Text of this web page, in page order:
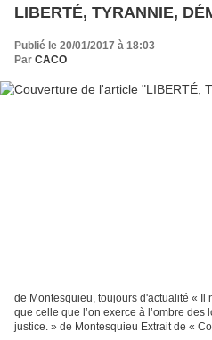
LIBERTÉ, TYRANNIE,
Publié le 20/01/2017 à 18:03
Par CACO
de Montesquieu, toujours d'actualité « Il
que celle que l’on exerce à l’ombre
justice. » de Montesquieu Extrait de «